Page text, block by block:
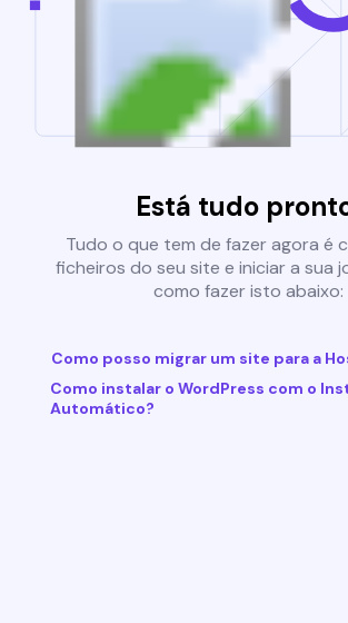
Está tudo
Tudo o que tem de fazer agora é
ficheiros do seu site e iniciar a sua
como fazer isto abaixo:
Como posso migrar um site para a
Como instalar o WordPress com o
Automático?